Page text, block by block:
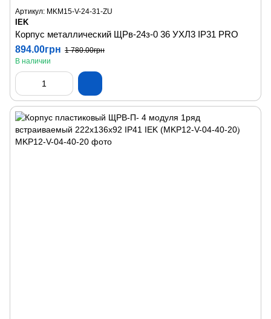
Артикул: MKM15-V-24-31-ZU
IEK
Корпус металлический ЩРв-24з-0 36 УХЛ3 IP31 PRO
894.00грн 1 780.00грн
В наличии